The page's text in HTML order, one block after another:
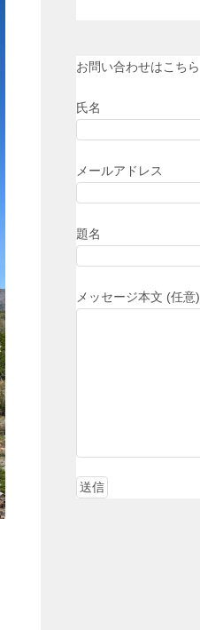
お問い合わせはこちら
氏名
メールアドレス
題名
メッセージ本文 (任意)